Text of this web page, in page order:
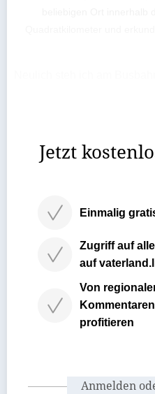
Jetzt
Einmalig
Zugriff auf
auf
Von
profitieren
Anmelden